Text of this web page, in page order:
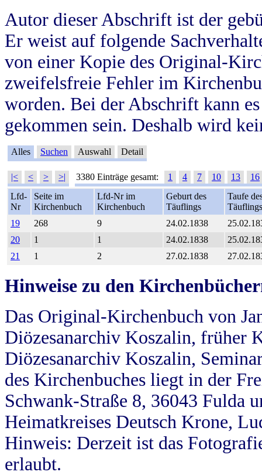
Autor dieser Abschrift ist der
Er weist auf folgende
von einer Kopie des Original-
zweifelsfreie Fehler im
worden. Bei der Abschrift kann
gekommen sein. Deshalb wird
Alles Suchen Auswahl Detail
|< < > >| 3380 Einträge gesamt: 1 4 7 10 13
16
Lfd-
Nr
Seite im
Kirchenbuch
Lfd-Nr im
Kirchenbuch
Geburt des
Täuflings
Taufe
Täuflings
19
268 9 24.02.1838
20
1 1 24.02.1838
21
1 2 27.02.1838
Hinweise zu den
Das Original-Kirchenbuch von
Diözesanarchiv Koszalin, früher
Diözesanarchiv Koszalin,
des Kirchenbuches liegt in der
Schwank-Straße 8, 36043 Fulda
Heimatkreises Deutsch Krone,
Hinweis: Derzeit ist das
erlaubt.